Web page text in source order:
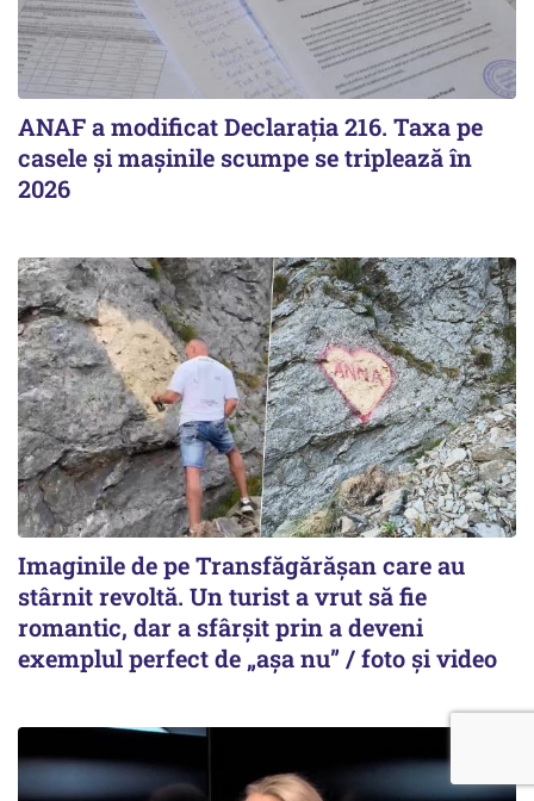
ANAF a modificat Declarația 216. Taxa pe
casele și mașinile scumpe se triplează în
2026
Imaginile de pe Transfăgărășan care au
stârnit revoltă. Un turist a vrut să fie
romantic, dar a sfârșit prin a deveni
exemplul perfect de „așa nu” / foto și video